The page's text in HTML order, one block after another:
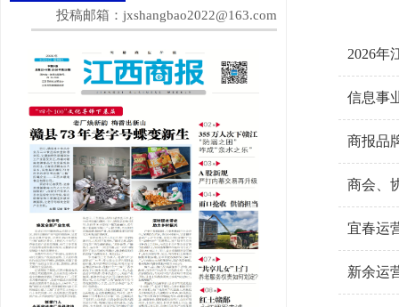
2026年
信息事
商报品
商会、
宜春运
新余运
投稿邮箱：jxshangbao2022@163.com